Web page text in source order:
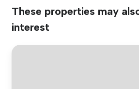
These properties may
interest